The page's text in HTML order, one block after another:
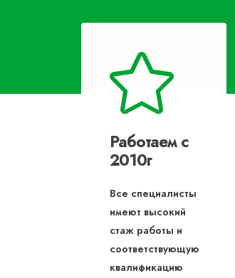
Работаем с
2010г
Все специалисты
имеют высокий
стаж работы и
соответствующую
квалификацию